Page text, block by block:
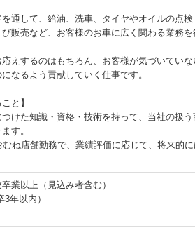
通して、給油、洗車、タイヤやオイルの点
販売など、お客様のお車に広く関わる業務を
えするのはもちろん、お客様が気づいてい
なるよう貢献していく仕事です。
と】
けた知識・資格・技術を持って、当社の扱
す。
むね店舗勤務で、業績評価に応じて、将来的
業以上（見込み者含む）
年以内）